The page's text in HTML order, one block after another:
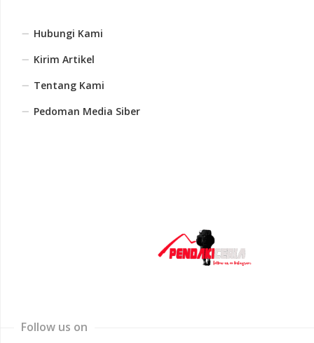
Hubungi Kami
Kirim Artikel
Tentang Kami
Pedoman Media Siber
Follow us on